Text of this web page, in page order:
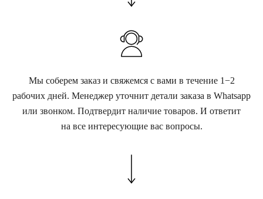
Мы соберем заказ и свяжемся с вами в течение 1−2
рабочих дней. Менеджер уточнит детали заказа в Whatsapp
или звонком. Подтвердит наличие товаров. И ответит
на все интересующие вас вопросы.